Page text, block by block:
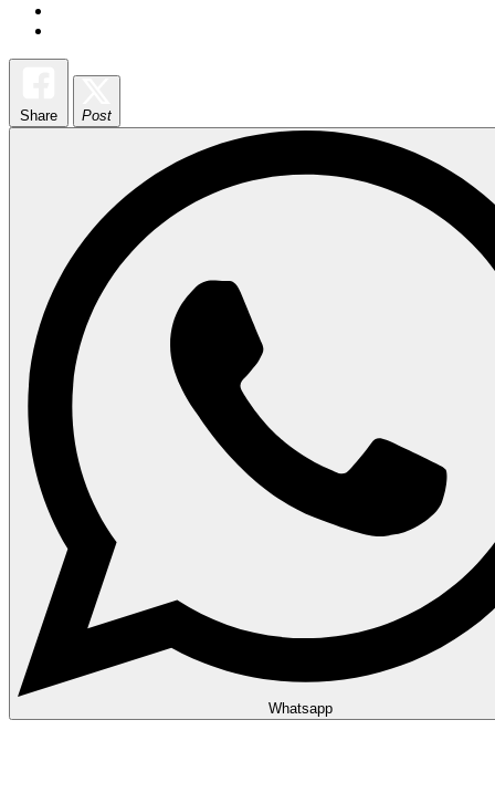
Share Post
Whatsapp